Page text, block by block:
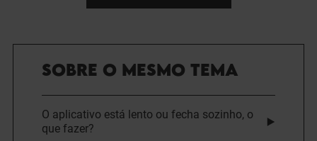
SOBRE O MESMO TEMA
O aplicativo está lento ou fecha sozinho, o
que fazer?